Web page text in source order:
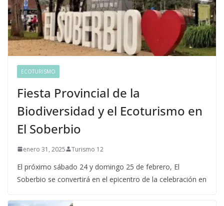
ECOTURISMO
Fiesta Provincial de la
Biodiversidad y el Ecoturismo en
El Soberbio
enero 31, 2025 Turismo 12
El próximo sábado 24 y domingo 25 de febrero, El
Soberbio se convertirá en el epicentro de la celebración en